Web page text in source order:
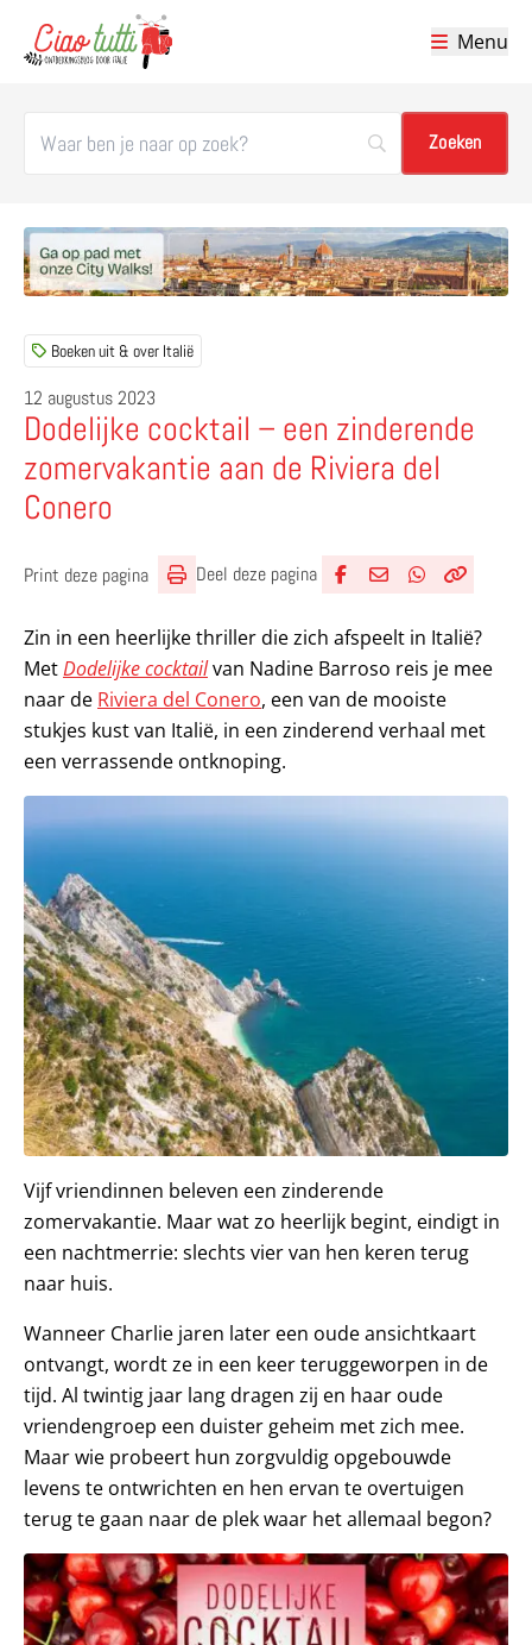
Menu
Boeken uit & over Italië
12 augustus 2023
Dodelijke cocktail – een zinderende
zomervakantie aan de Riviera del
Conero
Print deze pagina Deel deze pagina
Zin in een heerlijke thriller die zich afspeelt in Italië?
MetDodelijke cocktailvan Nadine Barroso reis je mee
naar de Riviera del Conero, een van de mooiste
stukjes kust van Italië, in een zinderend verhaal met
een verrassende ontknoping.
Vijf vriendinnen beleven een zinderende
zomervakantie. Maar wat zo heerlijk begint, eindigt in
een nachtmerrie: slechts vier van hen keren terug
naar huis.
Wanneer Charlie jaren later een oude ansichtkaart
ontvangt, wordt ze in een keer teruggeworpen in de
tijd. Al twintig jaar lang dragen zij en haar oude
vriendengroep een duister geheim met zich mee.
Maar wie probeert hun zorgvuldig opgebouwde
levens te ontwrichten en hen ervan te overtuigen
terug te gaan naar de plek waar het allemaal begon?